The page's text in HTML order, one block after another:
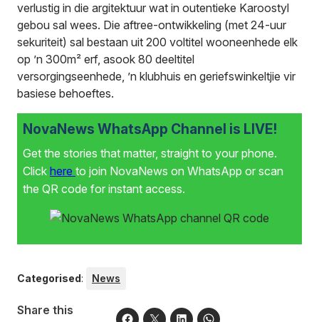
verlustig in die argitektuur wat in outentieke Karoostyl
gebou sal wees. Die aftree-ontwikkeling (met 24-uur
sekuriteit) sal bestaan uit 200 voltitel wooneenhede elk
op ’n 300m² erf, asook 80 deeltitel
versorgingseenhede, ’n klubhuis en geriefswinkeltjie vir
basiese behoeftes.
NovaNews WhatsApp Channel is LIVE!
Get the stories that matter, straight to your phone.
Click here to join NovaNews on WhatsApp or scan
the QR code for instant access.
Categorised: News
Share this